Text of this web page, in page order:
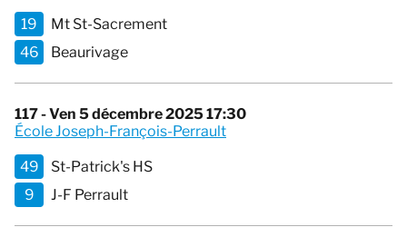
19
Mt St-Sacrement
46
Beaurivage
117 - Ven 5 décembre 2025 17:30
École Joseph-François-Perrault
49
St-Patrick's HS
9
J-F Perrault